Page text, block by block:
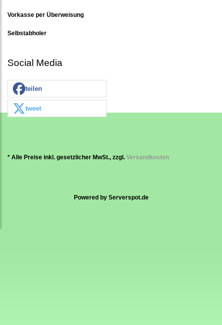
Vorkasse per Überweisung
Selbstabholer
Social Media
teilen
tweet
* Alle Preise inkl. gesetzlicher MwSt., zzgl. Versandkosten
Powered by Serverspot.de